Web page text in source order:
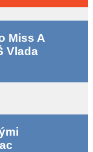
Miss A
Vlada